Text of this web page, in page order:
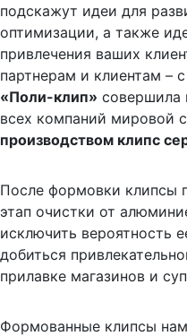
подскажут идеи для
оптимизации, а также
привлечения ваших
партнерам и клиентам –
«Поли-клип» совершила
всех компаний мировой
производством клипс
После формовки клипсы
этап очистки от
исключить вероятность
добиться
прилавке магазинов и
Формованные клипсы